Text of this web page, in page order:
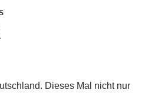
Dieses Mal nicht nur